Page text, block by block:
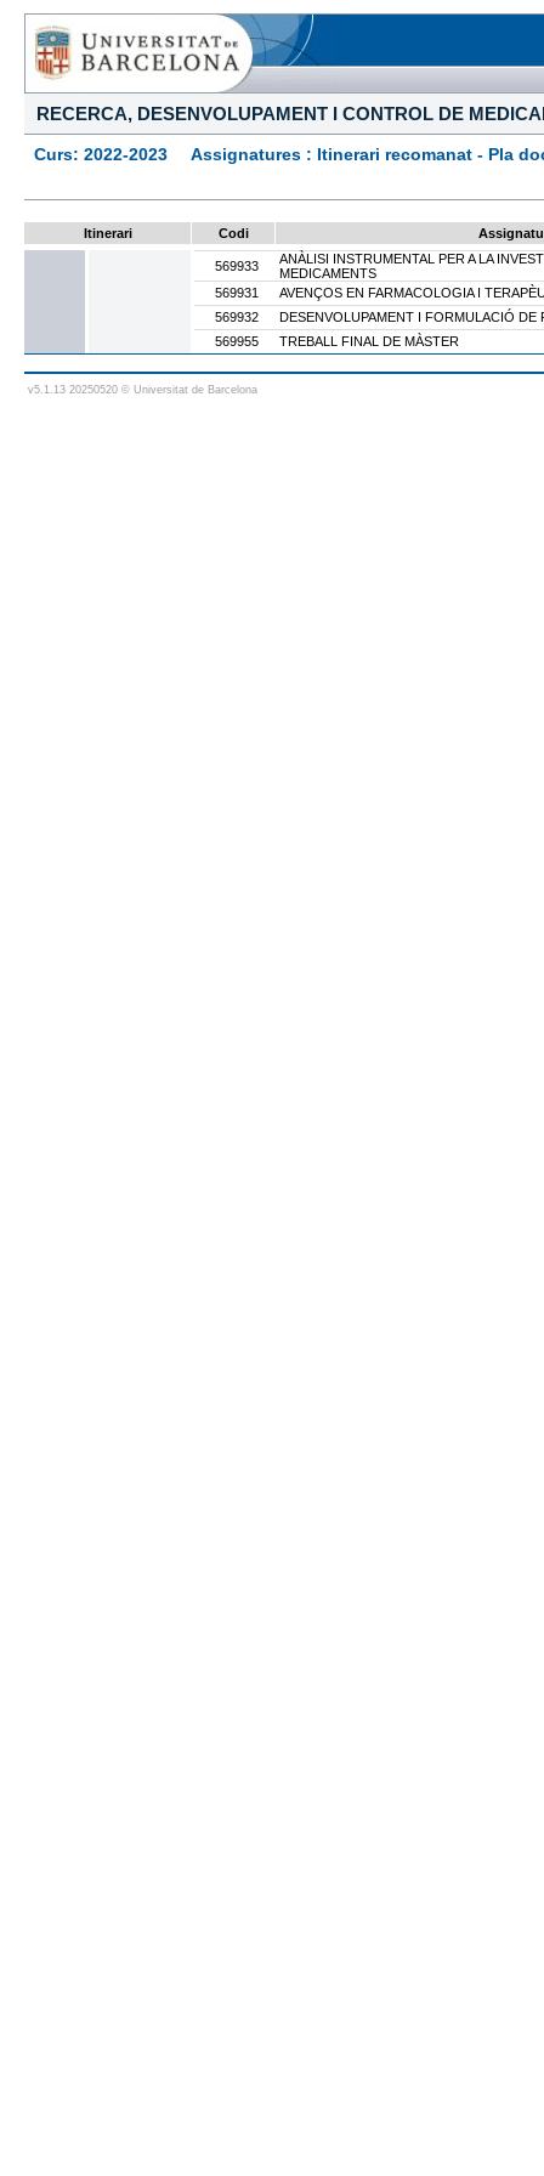
RECERCA, DESENVOLUPAMENT I CONTROL DE
Curs: 2022-2023 Assignatures : Itinerari recomanat - Pla
Itinerari Codi
569933
ANÀLISI INSTRUMENTAL PER A LA
MEDICAMENTS
569931
AVENÇOS EN FARMACOLOGIA I
569932
DESENVOLUPAMENT I FORMULACIÓ DE
569955
TREBALL FINAL DE MÀSTER
v5.1.13 20250520 © Universitat de Barcelona